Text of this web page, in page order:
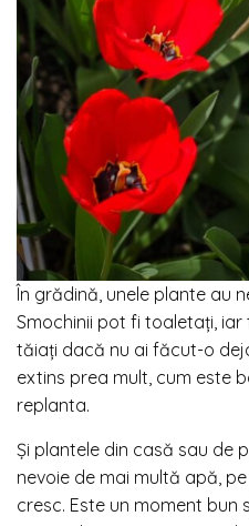
În grădină, unele plante au
Smochinii pot fi toaletați,
tăiați dacă nu ai făcut-o
extins prea mult, cum este
replanta.
Și plantele din casă sau de
nevoie de mai multă apă,
cresc. Este un moment bun